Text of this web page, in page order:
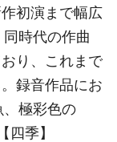
初演まで幅広
時代の作曲
り、これまで
録音作品にお
、極彩色の
季】